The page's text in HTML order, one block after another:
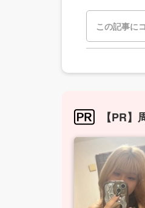
【PR